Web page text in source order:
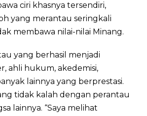
ciri khasnya tersendiri,
yang merantau seringkali
membawa nilai-nilai Minang.
yang berhasil menjadi
ahli hukum, akedemisi,
lainnya yang berprestasi.
tidak kalah dengan perantau
lainnya. “Saya melihat